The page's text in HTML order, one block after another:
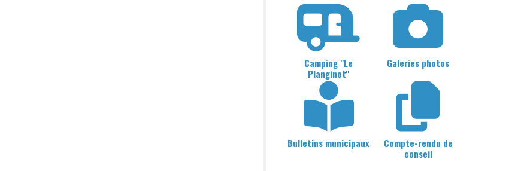
Camping "Le
Planginot"
Galeries photos
Bulletins municipaux
Compte-rendu de
conseil